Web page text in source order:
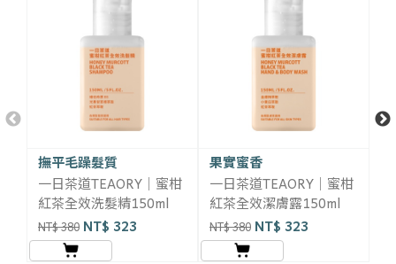
撫平毛躁髮質
一日茶道TEAORY｜蜜柑
紅茶全效洗髮精150ml
NT$ 380 NT$ 323
果實蜜香
一日茶道TEAORY｜蜜柑
紅茶全效潔膚露150ml
NT$ 380 NT$ 323